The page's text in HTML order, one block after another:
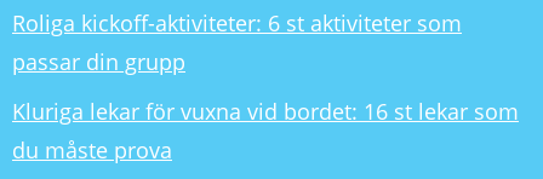
Roliga kickoff-aktiviteter: 6 st aktiviteter som
passar din grupp
Kluriga lekar för vuxna vid bordet: 16 st lekar som
du måste prova